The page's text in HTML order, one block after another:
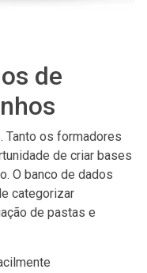
de
Tanto os formadores
de criar bases
O banco de dados
categorizar
de pastas e